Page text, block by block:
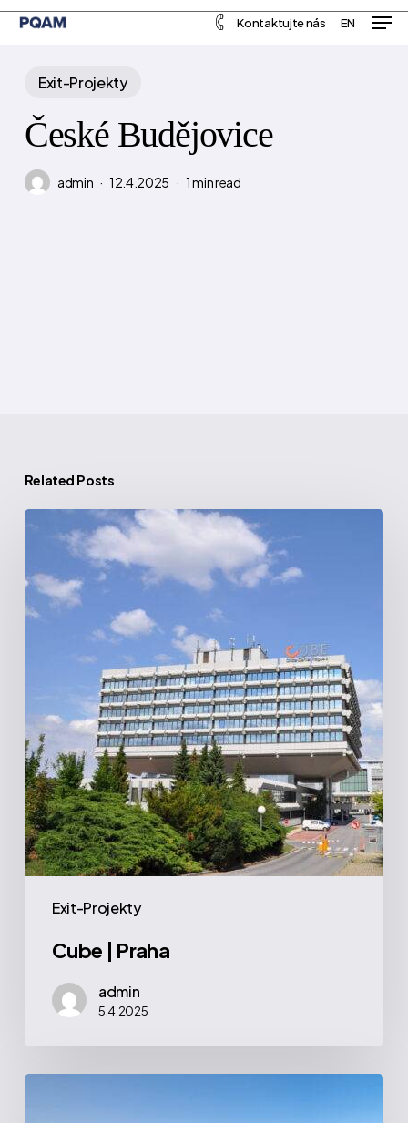
Skip
content
Kontaktujte nás EN
Exit-Projekty
České Budějovice
admin 12.4.2025 1 min read
Related Posts
Exit-Projekty
Cube
Praha
Cube | Praha
admin
5.4.2025
Menu